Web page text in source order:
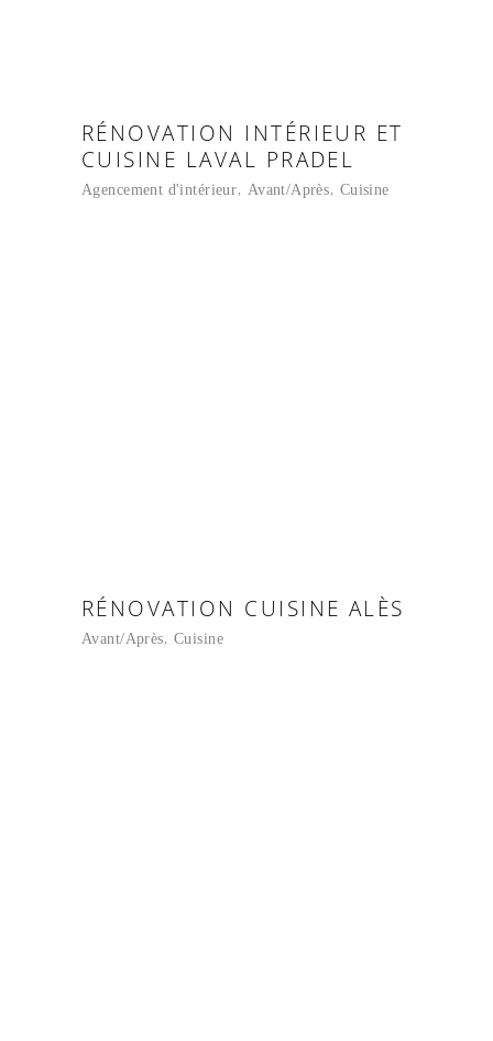
RÉNOVATION INTÉRIEUR ET
CUISINE LAVAL PRADEL
Agencement d'intérieur Avant/Après Cuisine
RÉNOVATION CUISINE ALÈS
Avant/Après Cuisine